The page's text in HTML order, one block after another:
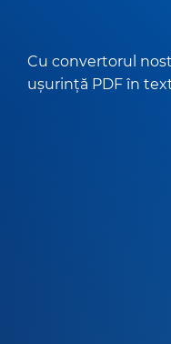
Cu convertorul
ușurință PDF în